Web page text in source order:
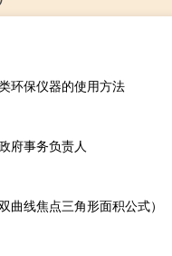
环保仪器的使用方法
府事务负责人
曲线焦点三角形面积公式）